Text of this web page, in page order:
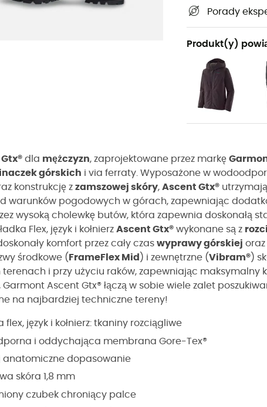
Porady
Produkt(y)
dla mężczyzn, zaprojektowane przez markę
górskich i via ferraty. Wyposażone w
konstrukcję z zamszowej skóry, Ascent Gtx®
warunków pogodowych w górach, zapewniając
wysoką cholewkę butów, która zapewnia doskonałą
Flex, język i kołnierz Ascent Gtx® wykonane są z
komfort przez cały czas wyprawy górskiej
środkowe ( FrameFlex Mid ) i zewnętrzne (Vibram®)
i przy użyciu raków, zapewniając maksymalny
Garmont Ascent Gtx® łączą w sobie wiele zalet
na najbardziej techniczne tereny!
flex, język i kołnierz: tkaniny rozciągliwe
i oddychająca membrana Gore-Tex®
anatomiczne dopasowanie
skóra 1,8 mm
czubek chroniący palce